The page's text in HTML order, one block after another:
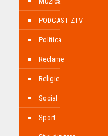
PODCAST ZTV
Politica
Reclame
Religie
Social
Sport